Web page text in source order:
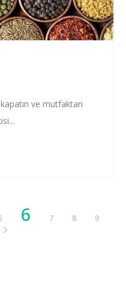
ve mutfaktan
6 7 8
9